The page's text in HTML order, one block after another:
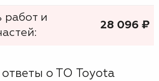
работ и
28 096 ₷
о ТО Toyota